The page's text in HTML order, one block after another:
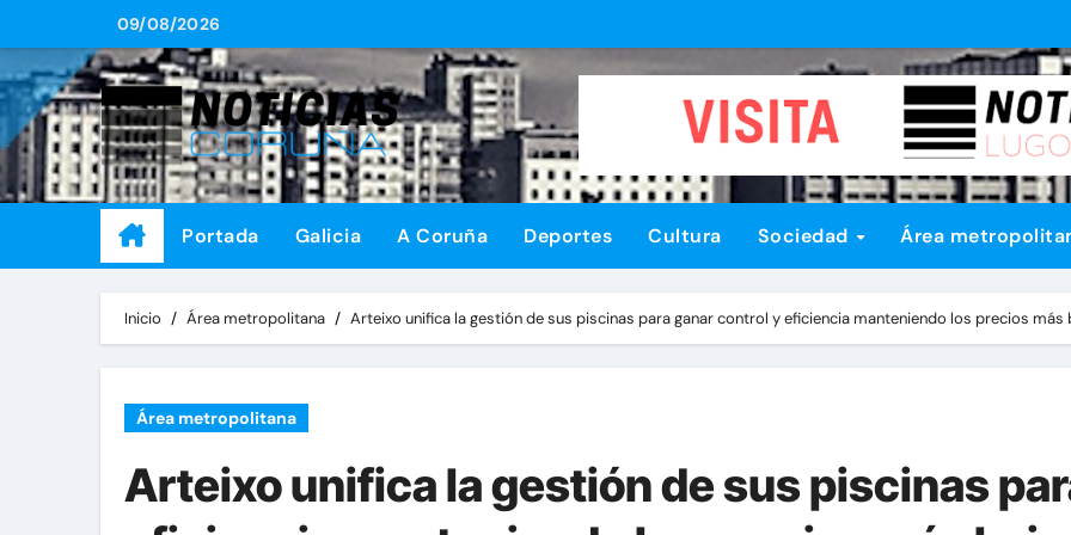
al
contenido
09/08/2026
Portada Galicia A Coruña Deportes Cultura Sociedad Área
Inicio Área metropolitana Arteixo unifica la gestión de sus piscinas para ganar control y eficiencia manteniendo los precios más
Área metropolitana
Arteixo unifica la gestión de sus piscinas